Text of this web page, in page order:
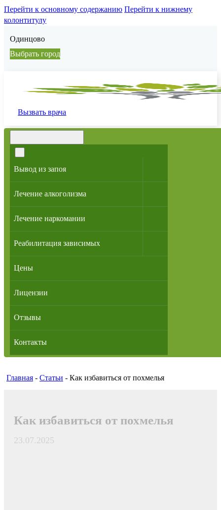
Перейти к основному содержанию Перейти к нижнему
колонтитулу
Одинцово
Выбрать город
Вызвать врача
Вывод из запоя
Лечение алкоголизма
Лечение наркомании
Реабилитация зависимых
Цены
Лицензии
Отзывы
Контакты
Главная - Статьи - Как избавиться от похмелья
Как избавиться от похмелья
23.07.2025